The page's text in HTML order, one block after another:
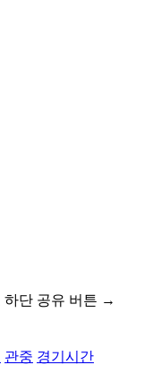
하단 공유 버튼 →
관중 경기시간